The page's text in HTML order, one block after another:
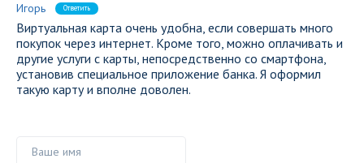
Игорь Ответить
Виртуальная карта очень удобна, если совершать много
покупок через интернет. Кроме того, можно оплачивать и
другие услуги с карты, непосредственно со смартфона,
установив специальное приложение банка. Я оформил
такую карту и вполне доволен.